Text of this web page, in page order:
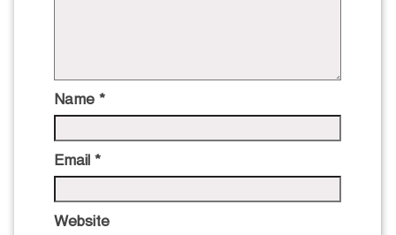
Name *
Email *
Website